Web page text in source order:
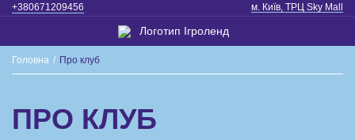
+380671209456 м. Київ, ТРЦ Sky Mall
Головна / Про клуб
ПРО КЛУБ